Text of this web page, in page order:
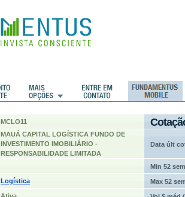
MCLO11
MAUÁ CAPITAL LOGÍSTICA FUNDO DE
INVESTIMENTO IMOBILIÁRIO -
RESPONSABILIDADE LIMITADA
Data últ
Min 52 sem
Logística Max 52